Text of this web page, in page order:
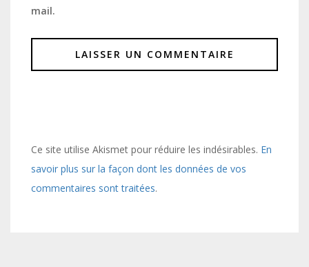
mail.
Ce site utilise Akismet pour réduire les indésirables. En
savoir plus sur la façon dont les données de vos
commentaires sont traitées.